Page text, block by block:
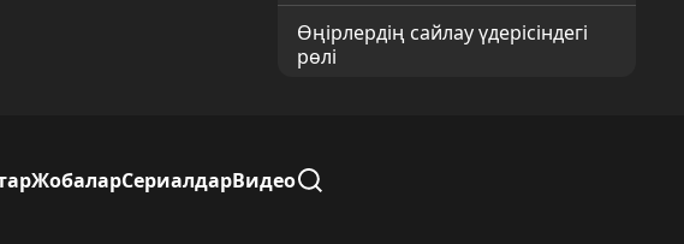
Өңірлердің сайлау үдерісіндегі
рөлі
күшейеді
31.07.2026 15:35
ЖобаларСериалдарВидео